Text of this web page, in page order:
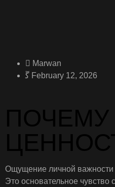
Marwan
February 12, 2026
Ощущение личной важности
Это основательное